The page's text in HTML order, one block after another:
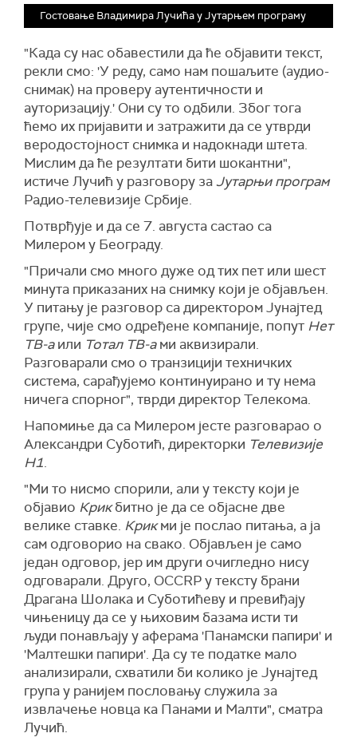
Гостовање Владимира Лучића у Јутарњем програму
"Када су нас обавестили да ће објавити текст,
рекли смо: 'У реду, само нам пошаљите (аудио-
снимак) на проверу аутентичности и
ауторизацију.' Они су то одбили. Због тога
ћемо их пријавити и затражити да се утврди
веродостојност снимка и надокнади штета.
Мислим да ће резултати бити шокантни",
истиче Лучић у разговору за Јутарњи програм
Радио-телевизије Србије.
Потврђује и да се 7. августа састао са
Милером у Београду.
"Причали смо много дуже од тих пет или шест
минута приказаних на снимку који је објављен.
У питању је разговор са директором Јунајтед
групе, чије смо одређене компаније, попут Нет
ТВ-аили Тотал ТВ-ами аквизирали.
Разговарали смо о транзицији техничких
система, сарађујемо континуирано и ту нема
ничега спорног", тврди директор Телекома.
Напомиње да са Милером јесте разговарао о
Александри Суботић, директорки Телевизије
Н1.
"Ми то нисмо спорили, али у тексту који је
објавио Крикбитно је да се објасне две
велике ставке. Крикми је послао питања, а ја
сам одговорио на свако. Објављен је само
један одговор, јер им други очигледно нису
одговарали. Друго, OCCRP у тексту брани
Драгана Шолака и Суботићеву и превиђају
чињеницу да се у њиховим базама исти ти
људи понављају у аферама 'Панамски папири' и
'Малтешки папири'. Да су те податке мало
анализирали, схватили би колико је Јунајтед
група у ранијем пословању служила за
извлачење новца ка Панами и Малти", сматра
Лучић.